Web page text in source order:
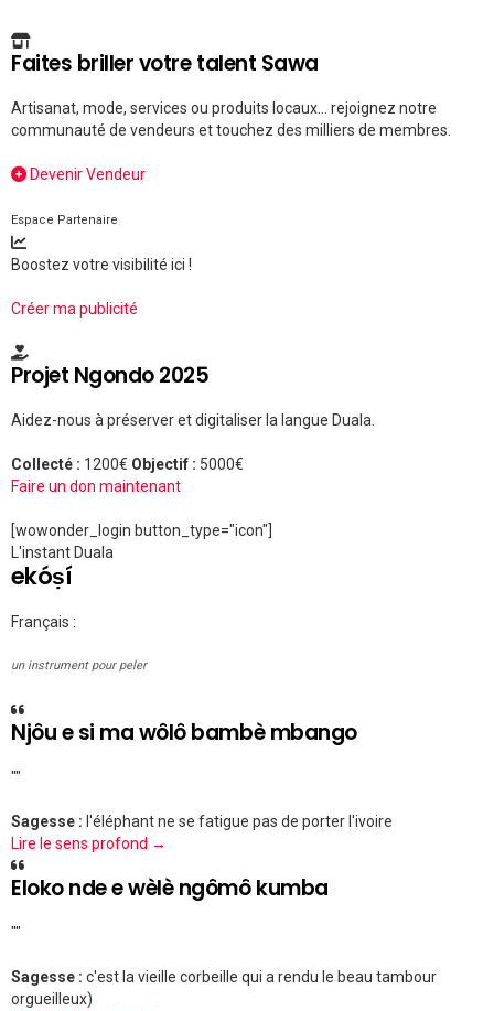
Faites briller votre talent Sawa
Artisanat, mode, services ou produits locaux... rejoignez notre
communauté de vendeurs et touchez des milliers de membres.
Devenir Vendeur
Espace Partenaire
Boostez votre visibilité ici !
Créer ma publicité
Projet Ngondo 2025
Aidez-nous à préserver et digitaliser la langue Duala.
Collecté : 1200€ Objectif : 5000€
Faire un don maintenant
[wowonder_login button_type="icon"]
L'instant Duala
ekóṣí
Français :
un instrument pour peler
Njôu e si ma wôlô bambè mbango
""
Sagesse : l'éléphant ne se fatigue pas de porter l'ivoire
Lire le sens profond →
Eloko nde e wèlè ngômô kumba
""
Sagesse : c'est la vieille corbeille qui a rendu le beau tambour
orgueilleux)